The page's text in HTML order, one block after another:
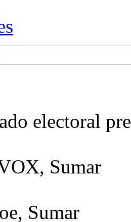
electoral
Sumar
Sumar